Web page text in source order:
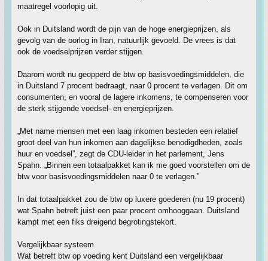
maatregel voorlopig uit.
Ook in Duitsland wordt de pijn van de hoge energieprijzen, als
gevolg van de oorlog in Iran, natuurlijk gevoeld. De vrees is dat
ook de voedselprijzen verder stijgen.
Daarom wordt nu geopperd de btw op basisvoedingsmiddelen, die
in Duitsland 7 procent bedraagt, naar 0 procent te verlagen. Dit om
consumenten, en vooral de lagere inkomens, te compenseren voor
de sterk stijgende voedsel- en energieprijzen.
„Met name mensen met een laag inkomen besteden een relatief
groot deel van hun inkomen aan dagelijkse benodigdheden, zoals
huur en voedsel”, zegt de CDU-leider in het parlement, Jens
Spahn. „Binnen een totaalpakket kan ik me goed voorstellen om de
btw voor basisvoedingsmiddelen naar 0 te verlagen.”
In dat totaalpakket zou de btw op luxere goederen (nu 19 procent)
wat Spahn betreft juist een paar procent omhooggaan. Duitsland
kampt met een fiks dreigend begrotingstekort.
Vergelijkbaar systeem
Wat betreft btw op voeding kent Duitsland een vergelijkbaar